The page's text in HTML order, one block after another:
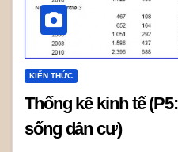
KIẾN THỨC
Thống kê kinh tế
sống dân cư)